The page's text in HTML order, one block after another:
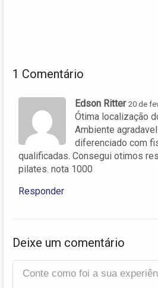
1 Comentário
Edson Ritter 20 de
Ótima localização
Ambiente
diferenciado com
qualificadas. Consegui otimos
pilates. nota 1000
Responder
Deixe um comentário